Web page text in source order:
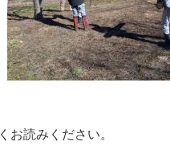
お読みください。